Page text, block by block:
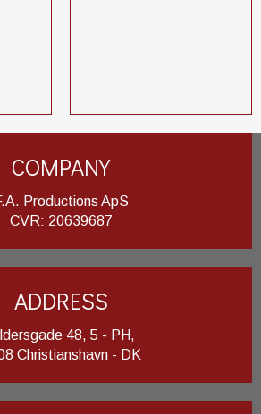
COMPANY
Productions ApS
​CVR: 20639687
ADDRESS
48, 5 - PH,
Christianshavn - DK